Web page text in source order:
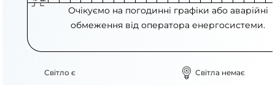
Очікуємо на погодинні графіки або аварійні
обмеження від оператора енергосистеми.
Світло є Світла немає